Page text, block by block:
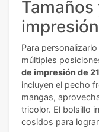
Para
múltiples
de impresión de
incluyen el pecho
mangas,
tricolor. El bolsillo
cosidos para